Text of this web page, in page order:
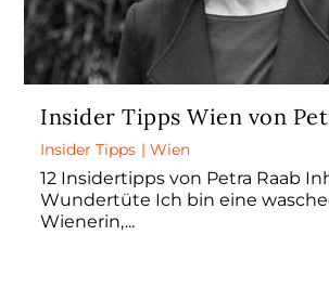
Insider Tipps Wien von
Insider Tipps |Wien
12 Insidertipps von Petra Raab
Wundertüte Ich bin eine
Wienerin,